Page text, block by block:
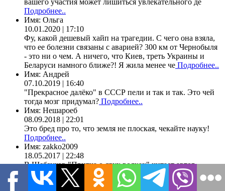
вашего участия может лишиться увлекательного де
Подробнее..
Имя: Ольга
10.01.2020 | 17:10
Фу, какой дешевый хайп на трагедии. С чего она взяла,
что ее болезни связаны с аварией? 300 км от Чернобыля
- это ни о чем. А ничего, что Киев, треть Украины и
Беларуси намного ближе?! Я жила менее че Подробнее..
Имя: Андрей
07.10.2019 | 16:40
"Прекрасное далёко" в СССР пели и так и так. Это чей
тогда мозг придумал? Подробнее..
Имя: Нешароеб
08.09.2018 | 22:01
Это бред про то, что земля не плоская, чекайте науку!
Подробнее..
Имя: zakko2009
18.05.2017 | 22:48
В.Шебзухов "Притча о двух волках" читает автор
(видео) https://youtu.be/oyO3Qr_ai4c Между Правдою и
Ложью, Ведомо лишь Одному, Для чего дана